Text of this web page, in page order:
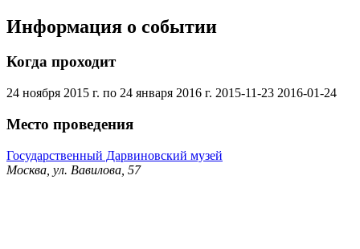
Информация о событии
Когда проходит
24 ноября 2015 г. по 24 января 2016 г. 2015-11-23 2016-01-24
Место проведения
Государственный Дарвиновский музей
Москва, ул. Вавилова, 57